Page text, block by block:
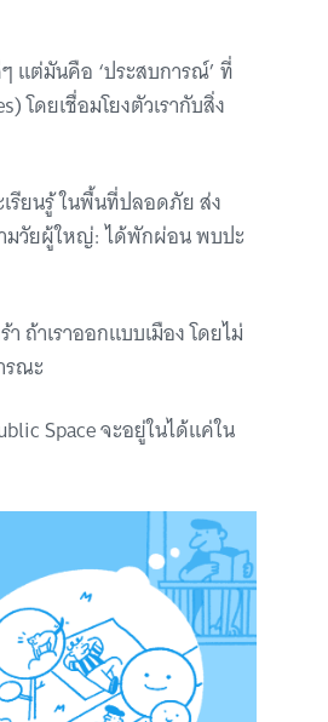
แต่มันคือ ‘ประสบการณ์’ ที่
โดยเชื่อมโยงตัวเรากับสิ่ง
เรียนรู้ ในพื้นที่ปลอดภัย ส่ง
มวัยผู้ใหญ่: ได้พักผ่อน พบปะ
า ถ้าเราออกแบบเมือง โดยไม่
รณะ
Space จะอยู่ในได้แค่ใน